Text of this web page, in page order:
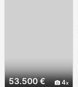
53.500 € 4